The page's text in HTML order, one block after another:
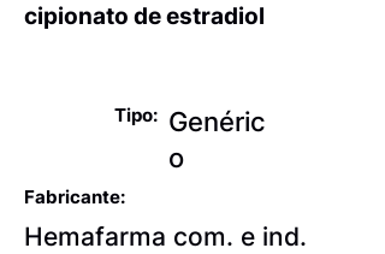
cipionato de estradiol
Tipo: Genéric
o
Fabricante:
Hemafarma com. e ind.